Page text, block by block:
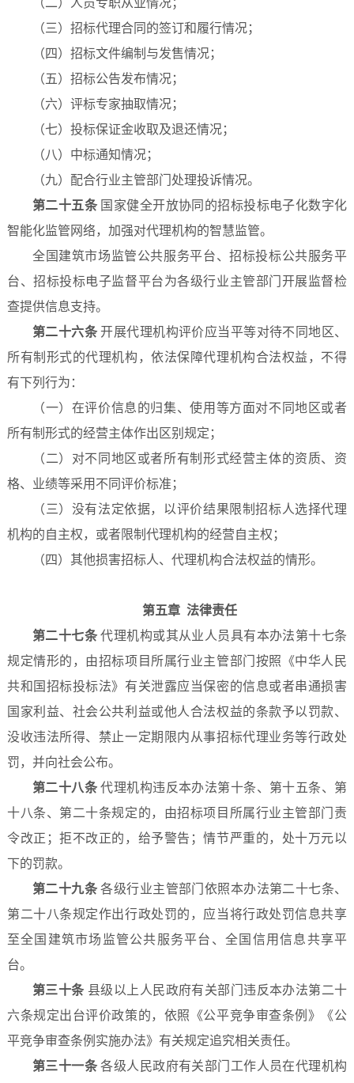
（三）招标代理合同的签订和履行情况；
（四）招标文件编制与发售情况；
（五）招标公告发布情况；
（六）评标专家抽取情况；
（七）投标保证金收取及退还情况；
（八）中标通知情况；
（九）配合行业主管部门处理投诉情况。
第二十五条 国家健全开放协同的招标投标电子化数字化
智能化监管网络，加强对代理机构的智慧监管。
全国建筑市场监管公共服务平台、招标投标公共服务平
台、招标投标电子监督平台为各级行业主管部门开展监督检
查提供信息支持。
第二十六条 开展代理机构评价应当平等对待不同地区、
所有制形式的代理机构，依法保障代理机构合法权益，不得
有下列行为：
（一）在评价信息的归集、使用等方面对不同地区或者
所有制形式的经营主体作出区别规定；
（二）对不同地区或者所有制形式经营主体的资质、资
格、业绩等采用不同评价标准；
（三）没有法定依据，以评价结果限制招标人选择代理
机构的自主权，或者限制代理机构的经营自主权；
（四）其他损害招标人、代理机构合法权益的情形。
第五章 法律责任
第二十七条 代理机构或其从业人员具有本办法第十七条
规定情形的，由招标项目所属行业主管部门按照《中华人民
共和国招标投标法》有关泄露应当保密的信息或者串通损害
国家利益、社会公共利益或他人合法权益的条款予以罚款、
没收违法所得、禁止一定期限内从事招标代理业务等行政处
罚，并向社会公布。
第二十八条 代理机构违反本办法第十条、第十五条、第
十八条、第二十条规定的，由招标项目所属行业主管部门责
令改正；拒不改正的，给予警告；情节严重的，处十万元以
下的罚款。
第二十九条 各级行业主管部门依照本办法第二十七条、
第二十八条规定作出行政处罚的，应当将行政处罚信息共享
至全国建筑市场监管公共服务平台、全国信用信息共享平
台。
第三十条 县级以上人民政府有关部门违反本办法第二十
六条规定出台评价政策的，依照《公平竞争审查条例》《公
平竞争审查条例实施办法》有关规定追究相关责任。
第三十一条 各级人民政府有关部门工作人员在代理机构